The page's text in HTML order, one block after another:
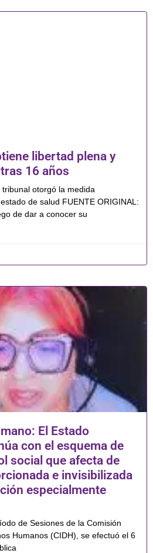
libertad plena y
16 años
otorgó la medida
de salud FUENTE ORIGINAL:
de dar a conocer su
El Estado
con el esquema de
social que afecta de
e invisibilizada
especialmente
de Sesiones de la Comisión
Humanos (CIDH), se efectuó el 6